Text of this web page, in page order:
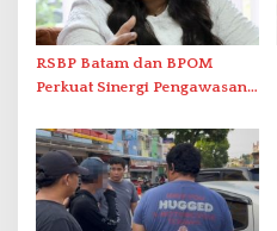
RSBP Batam dan BPOM
Perkuat Sinergi Pengawasan
Pelayanan Kefarmasian